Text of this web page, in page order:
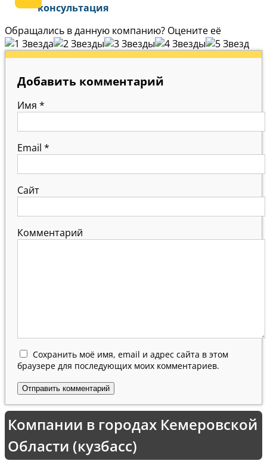
консультация
Обращались в данную компанию? Оцените её
Добавить комментарий
Имя *
Email *
Сайт
Комментарий
Сохранить моё имя, email и адрес сайта в этом
браузере для последующих моих комментариев.
Компании в городах Кемеровской
Области (кузбасс)